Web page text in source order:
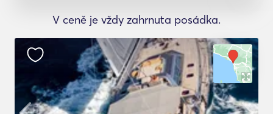
V ceně je vždy zahrnuta posádka.